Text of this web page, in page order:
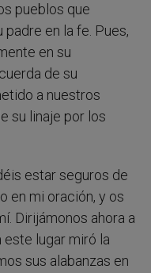
pueblos que
en la fe. Pues,
en su
de su
a nuestros
su linaje por los
estar seguros de
en mi oración, y os
Dirijámonos ahora a
lugar miró la
sus alabanzas en